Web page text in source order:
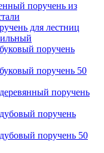
поручень из
для лестниц
поручень
поручень 50
поручень
поручень
поручень 50